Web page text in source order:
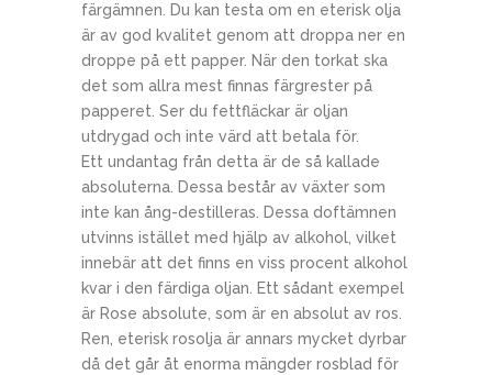
färgämnen. Du kan testa om en eterisk olja
är av god kvalitet genom att droppa ner en
droppe på ett papper. När den torkat ska
det som allra mest finnas färgrester på
papperet. Ser du fettfläckar är oljan
utdrygad och inte värd att betala för.
Ett undantag från detta är de så kallade
absoluterna. Dessa består av växter som
inte kan ång-destilleras. Dessa doftämnen
utvinns istället med hjälp av alkohol, vilket
innebär att det finns en viss procent alkohol
kvar i den färdiga oljan. Ett sådant exempel
är Rose absolute, som är en absolut av ros.
Ren, eterisk rosolja är annars mycket dyrbar
då det går åt enorma mängder rosblad för